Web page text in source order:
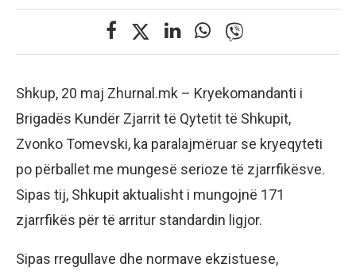
Shkup, 20 maj Zhurnal.mk – Kryekomandanti i
Brigadës Kundër Zjarrit të Qytetit të Shkupit,
Zvonko Tomevski, ka paralajmëruar se kryeqyteti
po përballet me mungesë serioze të zjarrfikësve.
Sipas tij, Shkupit aktualisht i mungojnë 171
zjarrfikës për të arritur standardin ligjor.
Sipas rregullave dhe normave ekzistuese,